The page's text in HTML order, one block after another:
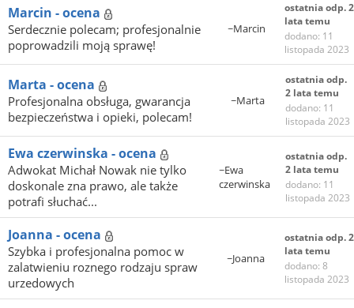
Marcin - ocena
Serdecznie polecam; profesjonalnie
poprowadzili moją sprawę!
~Marcin
ostatnia odp. 2
lata temu
dodano: 11
listopada 2023
Marta - ocena
Profesjonalna obsługa, gwarancja
bezpieczeństwa i opieki, polecam!
~Marta
ostatnia odp.
2 lata temu
dodano: 11
listopada 2023
Ewa czerwinska - ocena
Adwokat Michał Nowak nie tylko
doskonale zna prawo, ale także
potrafi słuchać...
~Ewa
czerwinska
ostatnia odp.
2 lata temu
dodano: 11
listopada 2023
Joanna - ocena
Szybka i profesjonalna pomoc w
zalatwieniu roznego rodzaju spraw
urzedowych
~Joanna
ostatnia odp. 2
lata temu
dodano: 8
listopada 2023